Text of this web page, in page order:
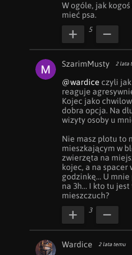
W ogóle, jak
mieć psa.
5
SzarimMusty 2 lata
@wardice czyli
reaguje
Kojec jako
dobra opcja. Na
wizyty osoby u
Nie masz płotu to
mieszkającym w
zwierzęta na
kojec, a na spacer
godzinkę... U
na 3h... I kto tu
mieszczuch?
3
Wardice 2 lata temu